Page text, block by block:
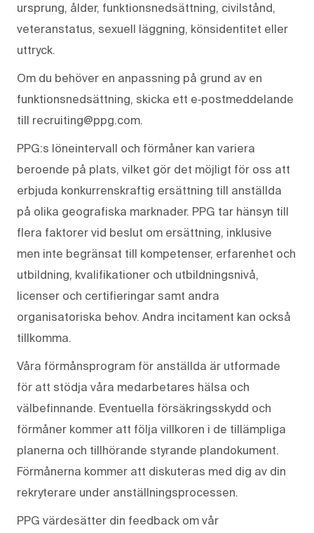
ursprung, ålder, funktionsnedsättning, civilstånd,
veteranstatus, sexuell läggning, könsidentitet eller
uttryck.
Om du behöver en anpassning på grund av en
funktionsnedsättning, skicka ett e‑postmeddelande
till recruiting@ppg.com.
PPG:s löneintervall och förmåner kan variera
beroende på plats, vilket gör det möjligt för oss att
erbjuda konkurrenskraftig ersättning till anställda
på olika geografiska marknader. PPG tar hänsyn till
flera faktorer vid beslut om ersättning, inklusive
men inte begränsat till kompetenser, erfarenhet och
utbildning, kvalifikationer och utbildningsnivå,
licenser och certifieringar samt andra
organisatoriska behov. Andra incitament kan också
tillkomma.
Våra förmånsprogram för anställda är utformade
för att stödja våra medarbetares hälsa och
välbefinnande. Eventuella försäkringsskydd och
förmåner kommer att följa villkoren i de tillämpliga
planerna och tillhörande styrande plandokument.
Förmånerna kommer att diskuteras med dig av din
rekryterare under anställningsprocessen.
PPG värdesätter din feedback om vår